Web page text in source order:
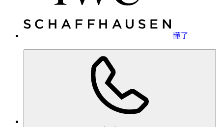
懂了